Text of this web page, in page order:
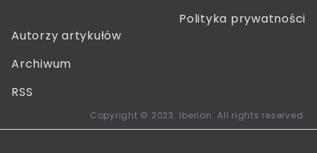
Polityka prywatności
Autorzy artykułów
Archiwum
RSS
Copyright © 2023. Iberion. All rights reserved.